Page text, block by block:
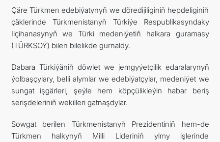
Çäre Türkmen edebiýatynyň we döredijiliginiň hepdeliginiň
çäklerinde Türkmenistanyň Türkiýe Respublikasyndaky
Ilçihanasynyň we Türki medeniýetiň halkara guramasy
(TÜRKSOÝ) bilen bilelikde gurnaldy.
Dabara Türkiýäniň döwlet we jemgyýetçilik edaralarynyň
ýolbaşçylary, belli alymlar we edebiýatçylar, medeniýet we
sungat işgärleri, şeýle hem köpçülikleýin habar beriş
serişdeleriniň wekilleri gatnaşdylar.
Sowgat berilen Türkmenistanyň Prezidentiniň hem-de
Türkmen halkynyň Milli Lideriniň ylmy işlerinde